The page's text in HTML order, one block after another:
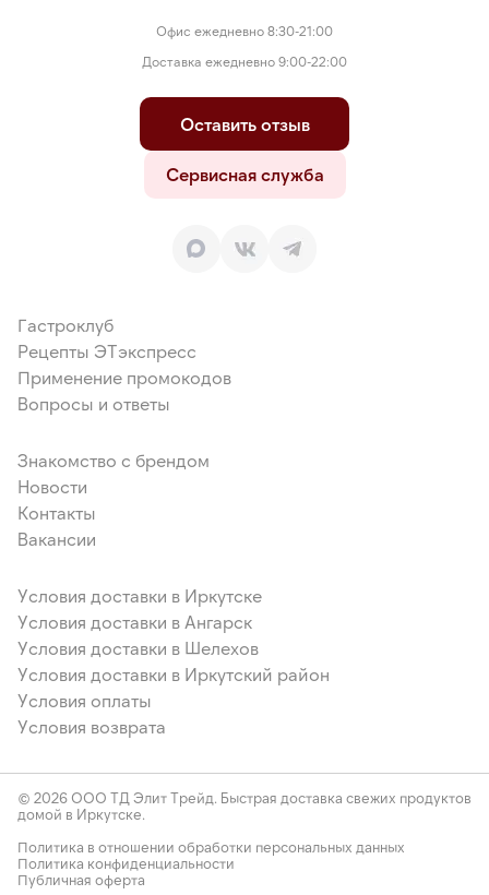
Офис ежедневно 8:30-21:00
Доставка ежедневно 9:00-22:00
Оставить отзыв
Сервисная служба
Гастроклуб
Рецепты ЭТэкспресс
Применение промокодов
Вопросы и ответы
Знакомство с брендом
Новости
Контакты
Вакансии
Условия доставки в Иркутске
Условия доставки в Ангарск
Условия доставки в Шелехов
Условия доставки в Иркутский район
Условия оплаты
Условия возврата
© 2026 ООО ТД Элит Трейд. Быстрая доставка свежих продуктов
домой в Иркутске.
Политика в отношении обработки персональных данных
Политика конфиденциальности
Публичная оферта